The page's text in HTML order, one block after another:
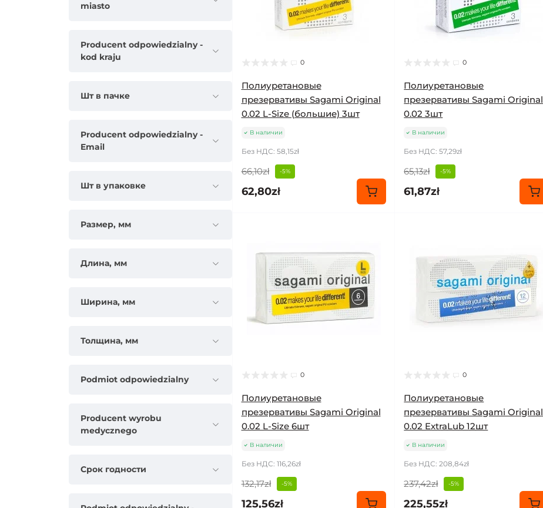
miasto
Producent odpowiedzialny -
kod kraju
Шт в пачке
Producent odpowiedzialny -
Email
Шт в упаковке
Размер, мм
Длина, мм
Ширина, мм
Толщина, мм
Podmiot odpowiedzialny
Producent wyrobu
medycznego
Срок годности
0
Полиуретановые
презервативы Sagami Original
0.02 L-Size (большие) 3шт
В наличии
Без НДС: 58,15zł
66,10zł -5%
62,80zł
0
Полиуретановые
презервативы Sagami Original
0.02 3шт
В наличии
Без НДС: 57,29zł
65,13zł -5%
61,87zł
0
Полиуретановые
презервативы Sagami Original
0.02 L-Size 6шт
В наличии
Без НДС: 116,26zł
132,17zł -5%
125,56zł
0
Полиуретановые
презервативы Sagami Original
0.02 ExtraLub 12шт
В наличии
Без НДС: 208,84zł
237,42zł -5%
225,55zł